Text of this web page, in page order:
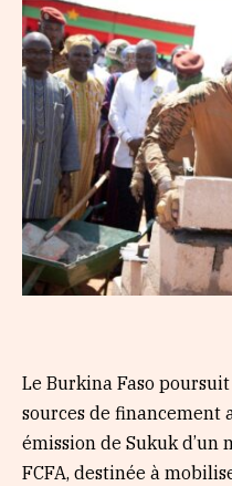
Le Burkina Faso
sources de financement
émission de Sukuk
FCFA, destinée à